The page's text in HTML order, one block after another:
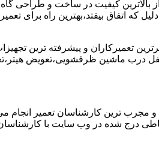
کیفیت در ساخت و طراحی گاه
اتفاق بیفتد،بهترین راه برای
تعمیرکاران و پیشرفته ترین
درب ماشین ظرفشویی،تعویض
ترین کارشناسان تعمیر انجام
درج شده در وب سایت با کارشناسان